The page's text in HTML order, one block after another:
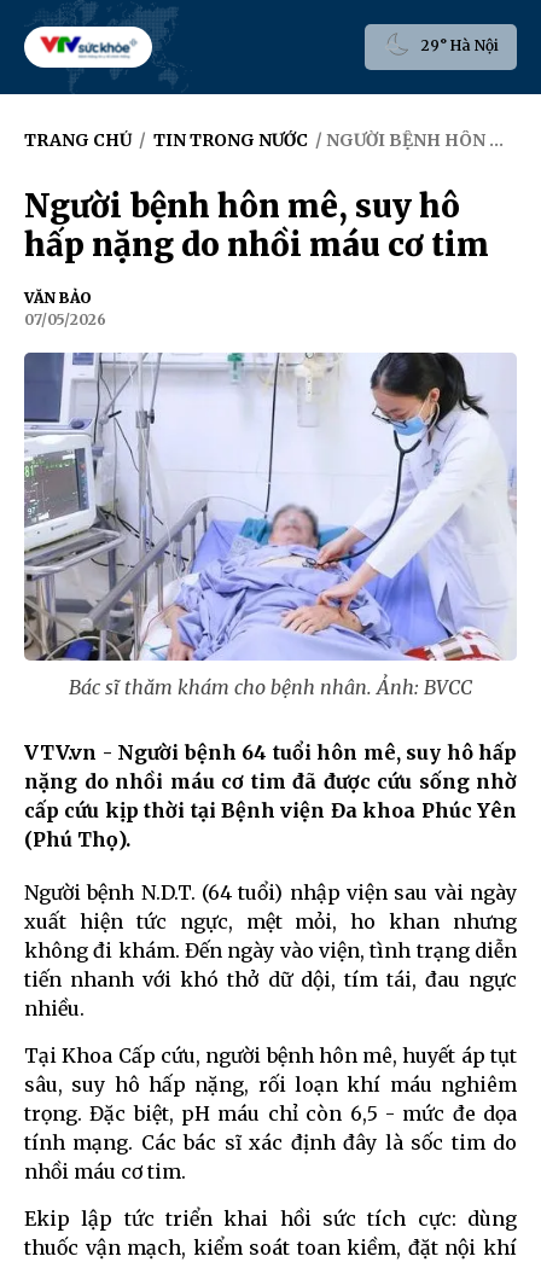
29° Hà Nội
TRANG CHỦ / TIN TRONG NƯỚC / NGƯỜI BỆNH HÔN MÊ, SUY HÔ HẤP NẶNG DO NHỒI MÁU CƠ TIM
Người bệnh hôn mê, suy hô
hấp nặng do nhồi máu cơ tim
VĂN BẢO
07/05/2026
Bác sĩ thăm khám cho bệnh nhân. Ảnh: BVCC
VTV.vn - Người bệnh 64 tuổi hôn mê, suy hô hấp
nặng do nhồi máu cơ tim đã được cứu sống nhờ
cấp cứu kịp thời tại Bệnh viện Đa khoa Phúc Yên
(Phú Thọ).
Người bệnh N.D.T. (64 tuổi) nhập viện sau vài ngày
xuất hiện tức ngực, mệt mỏi, ho khan nhưng
không đi khám. Đến ngày vào viện, tình trạng diễn
tiến nhanh với khó thở dữ dội, tím tái, đau ngực
nhiều.
Tại Khoa Cấp cứu, người bệnh hôn mê, huyết áp tụt
sâu, suy hô hấp nặng, rối loạn khí máu nghiêm
trọng. Đặc biệt, pH máu chỉ còn 6,5 - mức đe dọa
tính mạng. Các bác sĩ xác định đây là sốc tim do
nhồi máu cơ tim.
Ekip lập tức triển khai hồi sức tích cực: dùng
thuốc vận mạch, kiểm soát toan kiềm, đặt nội khí